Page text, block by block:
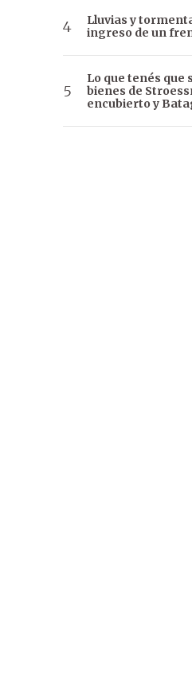
Lluvias y
ingreso de un
Lo que tenés que
bienes de
encubierto y